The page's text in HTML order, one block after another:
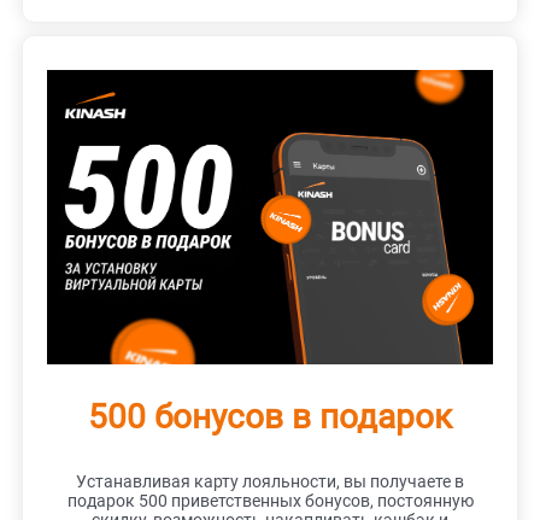
500 бонусов в подарок
Устанавливая карту лояльности, вы получаете в
подарок 500 приветственных бонусов, постоянную